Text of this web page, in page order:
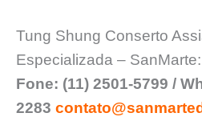
Tung Shung Conserto
Especializada – SanMarte:
Fone: (11) 2501-5799 /
2283